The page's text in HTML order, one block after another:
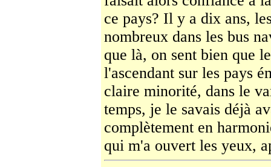
ce pays? Il y a dix ans,
nombreux dans les bus
que là, on sent bien que
l'ascendant sur les pays
claire minorité, dans le
temps, je le savais déjà
complètement en
qui m'a ouvert les yeux,